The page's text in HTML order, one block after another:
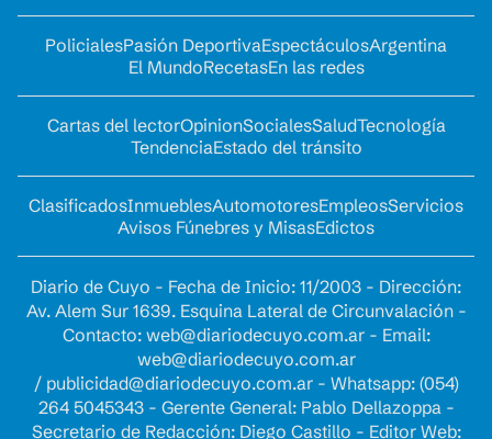
PolicialesPasión DeportivaEspectáculosArgentina
El MundoRecetasEn las redes
Cartas del lectorOpinionSocialesSaludTecnología
TendenciaEstado del tránsito
ClasificadosInmueblesAutomotoresEmpleosServicios
Avisos Fúnebres y MisasEdictos
Diario de Cuyo - Fecha de Inicio: 11/2003 - Dirección:
Av. Alem Sur 1639. Esquina Lateral de Circunvalación -
Contacto: web@diariodecuyo.com.ar- Email:
web@diariodecuyo.com.ar
/ publicidad@diariodecuyo.com.ar- Whatsapp: (054)
264 5045343 - Gerente General: Pablo Dellazoppa -
Secretario de Redacción: Diego Castillo - Editor Web: